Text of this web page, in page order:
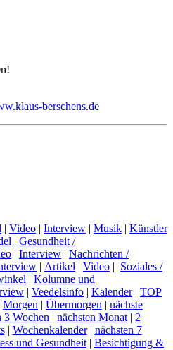
berschens.de
| Video | Interview | Musik | Künstler
| Gesundheit /
| Interview | Nachrichten /
| Artikel | Video | Soziales /
| Kolumne und
| Veedelsinfo | Kalender| TOP
Morgen | Übermorgen | nächste
3 Wochen | nächsten Monat | 2
| Wochenkalender| nächsten 7
und Gesundheit | Besichtigung &